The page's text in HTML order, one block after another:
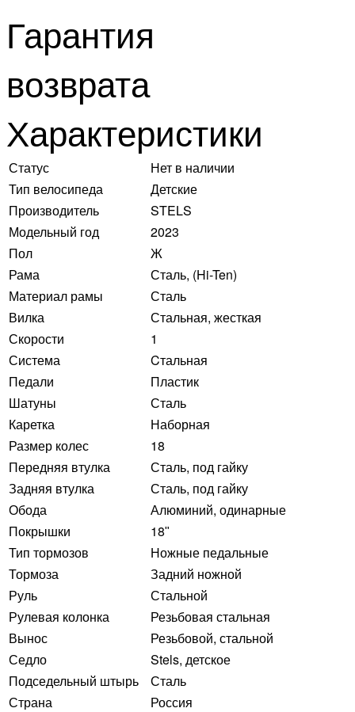
Гарантия
возврата
Характеристики
Статус
Нет в наличии
Тип велосипеда
Детские
Производитель
STELS
Модельный год
2023
Пол
Ж
Рама
Сталь, (Hi-Ten)
Материал рамы
Сталь
Вилка
Стальная, жесткая
Скорости
1
Система
Cтальная
Педали
Пластик
Шатуны
Сталь
Каретка
Наборная
Размер колес
18
Передняя втулка
Сталь, под гайку
Задняя втулка
Сталь, под гайку
Обода
Алюминий, одинарные
Покрышки
18ʺ
Тип тормозов
Ножные педальные
Тормоза
Задний ножной
Руль
Стальной
Рулевая колонка
Резьбовая стальная
Вынос
Резьбовой, стальной
Седло
Stels, детское
Подседельный штырь
Сталь
Страна
Россия